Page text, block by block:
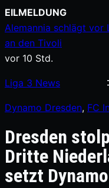
Zum
Inhalt
springen
EILMELDUNG
Alemannia schlägt vor
an den Tivoli
vor 10 Std.
Liga 3 News
Dynamo Dresden, FC
Dresden
Dritte
setzt